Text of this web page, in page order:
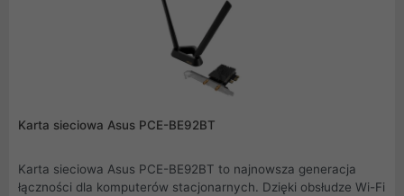
Karta sieciowa Asus PCE-BE92BT
Karta sieciowa Asus PCE-BE92BT to najnowsza generacja
łączności dla komputerów stacjonarnych. Dzięki obsłudze Wi-Fi